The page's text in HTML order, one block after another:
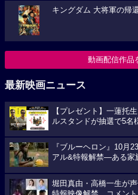
キングダム 大将軍の帰
動画配信作品
最新映画ニュース
【プレゼント】一蓮托
ルスタンドが抽選で5名
『ブルーヘロン』10月
アル&特報解禁―ある家
堀田真由・高橋一生が